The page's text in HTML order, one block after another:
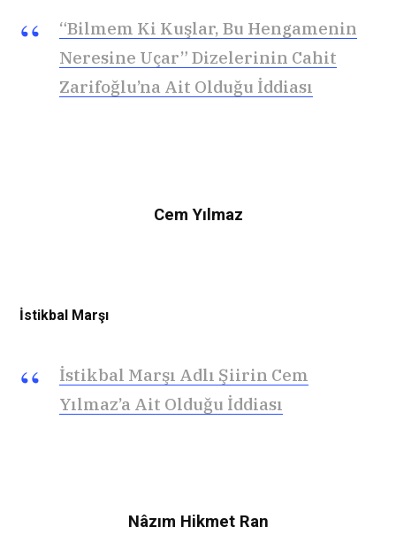
“Bilmem Ki Kuşlar, Bu Hengamenin
Neresine Uçar” Dizelerinin Cahit
Zarifoğlu’na Ait Olduğu İddiası
Cem Yılmaz
İstikbal Marşı
İstikbal Marşı Adlı Şiirin Cem
Yılmaz’a Ait Olduğu İddiası
Nâzım Hikmet Ran